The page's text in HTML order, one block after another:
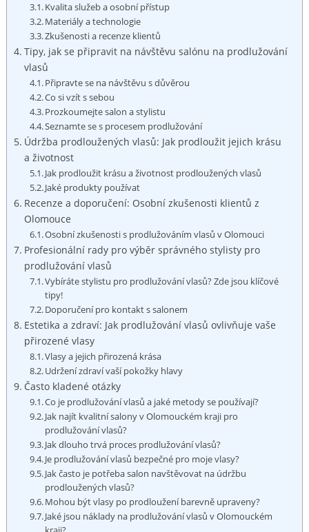
Kvalita služeb a osobní přístup
Materiály a technologie
Zkušenosti a recenze klientů
Tipy, jak se připravit na návštěvu salónu na prodlužování
vlasů
Připravte se na návštěvu s důvěrou
Co si vzít s sebou
Prozkoumejte salon a stylistu
Seznamte se s procesem prodlužování
Údržba prodloužených vlasů: Jak prodloužit jejich krásu
a životnost
Jak prodloužit krásu a životnost prodloužených vlasů
Jaké produkty používat
Recenze a doporučení: Osobní zkušenosti klientů z
Olomouce
Osobní zkušenosti s prodlužováním vlasů v Olomouci
Profesionální rady pro výběr správného stylisty pro
prodlužování vlasů
Vybíráte stylistu pro prodlužování vlasů? Zde jsou klíčové
tipy!
Doporučení pro kontakt s salonem
Estetika a zdraví: Jak prodlužování vlasů ovlivňuje vaše
přirozené vlasy
Vlasy a jejich přirozená krása
Udržení zdraví vaší pokožky hlavy
Často kladené otázky
Co je prodlužování vlasů a jaké metody se používají?
Jak najít kvalitní salony v Olomouckém kraji pro
prodlužování vlasů?
Jak dlouho trvá proces prodlužování vlasů?
Je prodlužování vlasů bezpečné pro moje vlasy?
Jak často je potřeba salon navštěvovat na údržbu
prodloužených vlasů?
Mohou být vlasy po prodloužení barevně upraveny?
Jaké jsou náklady na prodlužování vlasů v Olomouckém